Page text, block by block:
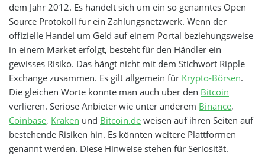
dem Jahr 2012. Es handelt sich um ein so genanntes Open
Source Protokoll für ein Zahlungsnetzwerk. Wenn der
offizielle Handel um Geld auf einem Portal beziehungsweise
in einem Market erfolgt, besteht für den Händler ein
gewisses Risiko. Das hängt nicht mit dem Stichwort Ripple
Exchange zusammen. Es gilt allgemein für Krypto-Börsen.
Die gleichen Worte könnte man auch über den Bitcoin
verlieren. Seriöse Anbieter wie unter anderem Binance,
Coinbase, Kraken und Bitcoin.de weisen auf ihren Seiten auf
bestehende Risiken hin. Es könnten weitere Plattformen
genannt werden. Diese Hinweise stehen für Seriosität.